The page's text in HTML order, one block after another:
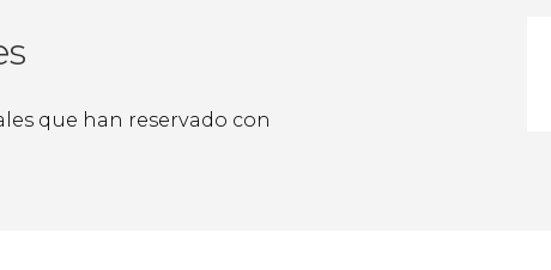
que han reservado con